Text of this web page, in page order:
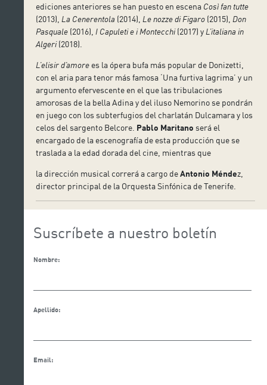
ediciones anteriores se han puesto en escena Così fan tutte
(2013), La Cenerentola (2014), Le nozze di Figaro (2015), Don
Pasquale (2016), I Capuleti e i Montecchi(2017) y L’italiana in
Algeri(2018).
L’elisir d’amore es la ópera bufa más popular de Donizetti,
con el aria para tenor más famosa ‘Una furtiva lagrima’ y un
argumento efervescente en el que las tribulaciones
amorosas de la bella Adina y del iluso Nemorino se pondrán
en juego con los subterfugios del charlatán Dulcamara y los
celos del sargento Belcore. Pablo Maritano será el
encargado de la escenografía de esta producción que se
traslada a la edad dorada del cine, mientras que
la dirección musical correrá a cargo deAntonio Méndez,
director principal de la Orquesta Sinfónica de Tenerife.
Suscríbete a nuestro boletín
Nombre:
Apellido:
Email: